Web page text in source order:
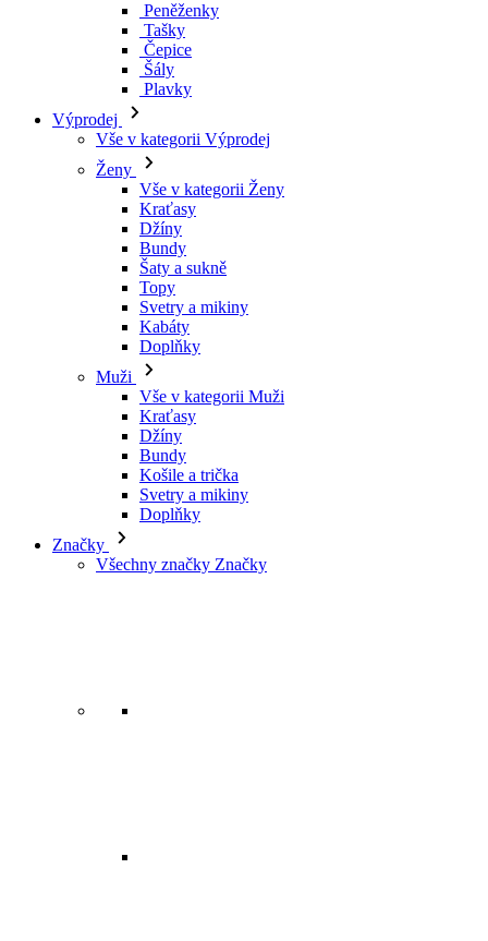
Peněženky
Tašky
Čepice
Šály
Plavky
Výprodej
Vše v kategorii Výprodej
Ženy
Vše v kategorii Ženy
Kraťasy
Džíny
Bundy
Šaty a sukně
Topy
Svetry a mikiny
Kabáty
Doplňky
Muži
Vše v kategorii Muži
Kraťasy
Džíny
Bundy
Košile a trička
Svetry a mikiny
Doplňky
Značky
Všechny značky Značky